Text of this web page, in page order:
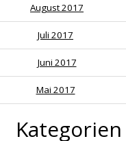
August 2017
Juli 2017
Juni 2017
Mai 2017
Kategorien